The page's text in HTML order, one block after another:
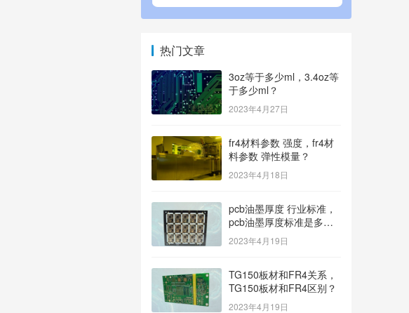
热门文章
3oz等于多少ml，3.4oz等
于多少ml？
2023年4月27日
fr4材料参数 强度，fr4材
料参数 弹性模量？
2023年4月18日
pcb油墨厚度 行业标准，
pcb油墨厚度标准是多
少？
2023年4月19日
TG150板材和FR4关系，
TG150板材和FR4区别？
2023年4月19日